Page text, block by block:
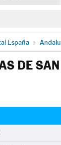
España »
DE